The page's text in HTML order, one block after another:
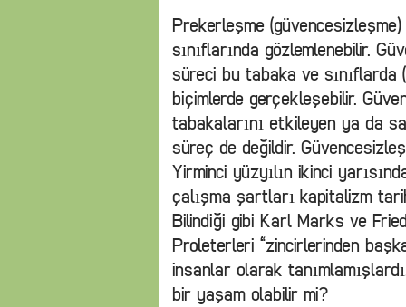
Prekerleşme
sınıflarında gözlemlenebilir.
süreci bu tabaka ve sınıflarda
biçimlerde gerçekleşebilir.
tabakalarını etkileyen ya da
süreç de değildir.
Yirminci yüzyılın ikinci
çalışma şartları kapitalizm
Bilindiği gibi Karl Marks ve
Proleterleri “zincirlerinden
insanlar olarak
bir yaşam olabilir mi?